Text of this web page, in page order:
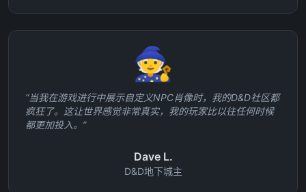
🧙
“当我在游戏进行中展示自定义NPC肖像时，我的D&D社区都
疯狂了。这让世界感觉非常真实，我的玩家比以往任何时候
都更加投入。 ”
Dave L.
D&D地下城主